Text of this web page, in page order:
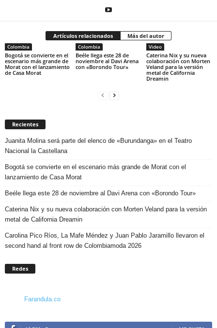
Artículos relacionados Más del autor
Colombia
Bogotá se convierte en el
escenario más grande de
Morat con el lanzamiento
de Casa Morat
Colombia
Beéle llega este 28 de
noviembre al Davi Arena
con «Borondo Tour»
Video
Caterina Nix y su nueva
colaboración con Morten
Veland para la versión
metal de California
Dreamin
Recientes
Juanita Molina será parte del elenco de «Burundanga» en el Teatro
Nacional la Castellana
Bogotá se convierte en el escenario más grande de Morat con el
lanzamiento de Casa Morat
Beéle llega este 28 de noviembre al Davi Arena con «Borondo Tour»
Caterina Nix y su nueva colaboración con Morten Veland para la versión
metal de California Dreamin
Carolina Pico Ríos, La Mafe Méndez y Juan Pablo Jaramillo llevaron el
second hand al front row de Colombiamoda 2026
Redes
Farandula.co